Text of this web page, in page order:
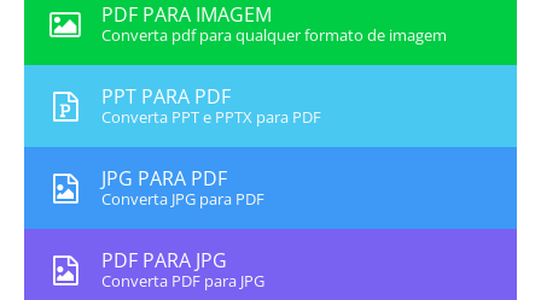
PDF PARA IMAGEM
Converta pdf para qualquer formato de imagem
PPT PARA PDF
Converta PPT e PPTX para PDF
JPG PARA PDF
Converta JPG para PDF
PDF PARA JPG
Converta PDF para JPG